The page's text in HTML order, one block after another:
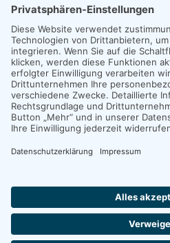
Platzes in Beit Jala.
Und hier ein schöner,
Farag, einer Anwohnerin aus
Post
navigation
VORHERIGER BEITRAG
Palästinensische Kulturtage in